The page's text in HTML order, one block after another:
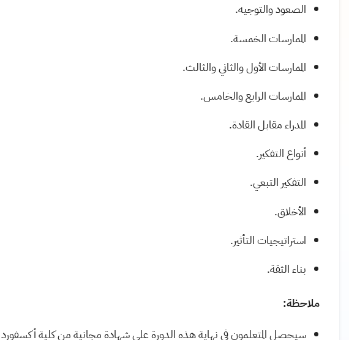
الصعود والتوجيه.
الممارسات الخمسة.
الممارسات الأول والثاني والثالث.
الممارسات الرابع والخامس.
المدراء مقابل القادة.
أنواع التفكير.
التفكير التبعي.
الأخلاق.
استراتيجيات التأثير.
بناء الثقة.
ملاحظة:
سيحصل المتعلمون في نهاية هذه الدورة على شهادة مجانية من كلية أكسفورد